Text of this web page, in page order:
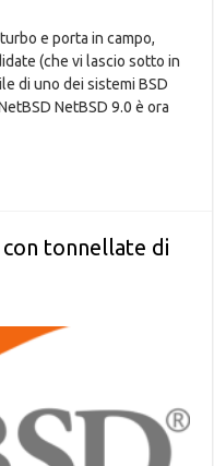
e porta in campo,
(che vi lascio sotto in
di uno dei sistemi BSD
NetBSD 9.0 è ora
con tonnellate di